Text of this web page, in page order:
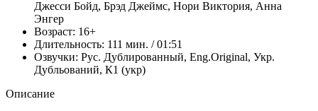
Джесси Бойд, Брэд Джеймс, Нори Виктория, Анна
Энгер
Возраст: 16+
Длительность: 111 мин. / 01:51
Озвучки: Рус. Дублированный, Eng.Original, Укр.
Дубльований, К1 (укр)
Описание